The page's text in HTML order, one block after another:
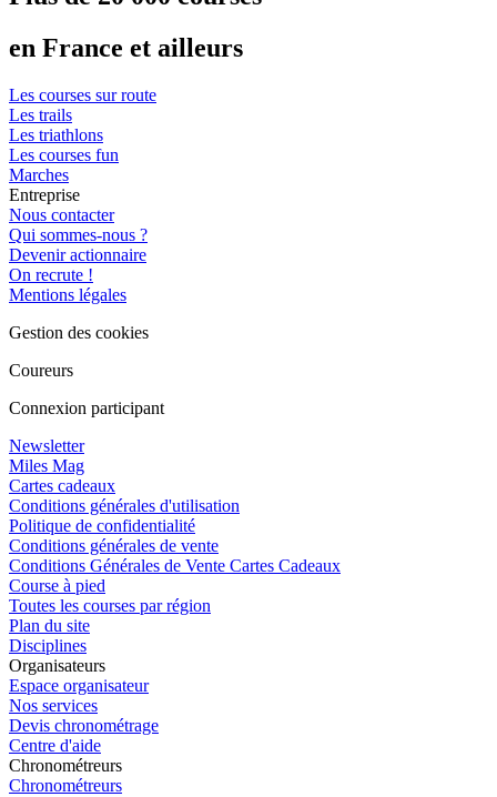
en France et ailleurs
Les courses sur route
Les trails
Les triathlons
Les courses fun
Marches
Entreprise
Nous contacter
Qui sommes-nous ?
Devenir actionnaire
On recrute !
Mentions légales
Gestion des cookies
Coureurs
Connexion participant
Newsletter
Miles Mag
Cartes cadeaux
Conditions générales d'utilisation
Politique de confidentialité
Conditions générales de vente
Conditions Générales de Vente Cartes Cadeaux
Course à pied
Toutes les courses par région
Plan du site
Disciplines
Organisateurs
Espace organisateur
Nos services
Devis chronométrage
Centre d'aide
Chronométreurs
Chronométreurs